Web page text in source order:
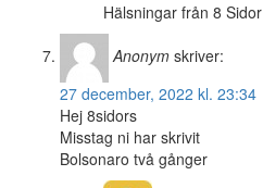
Hälsningar från 8 Sidor
Anonym skriver:
27 december, 2022 kl. 23:34
Hej 8sidors
Misstag ni har skrivit
Bolsonaro två gånger